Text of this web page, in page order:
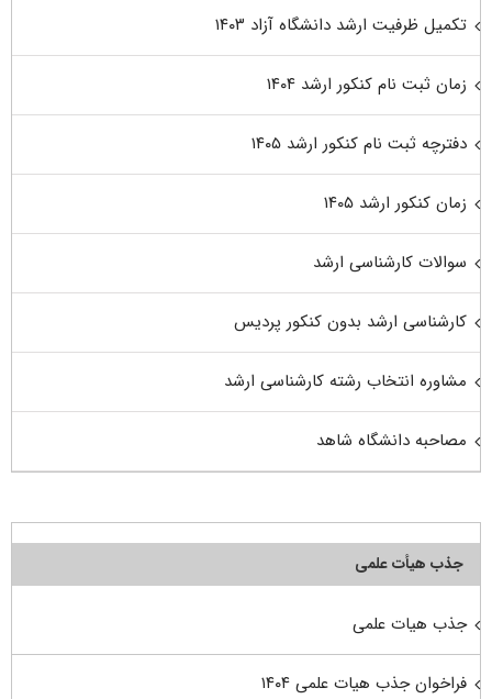
تکمیل ظرفیت ارشد دانشگاه آزاد ۱۴۰۳
زمان ثبت نام کنکور ارشد ۱۴۰۴
دفترچه ثبت نام کنکور ارشد ۱۴۰۵
زمان کنکور ارشد ۱۴۰۵
سوالات کارشناسی ارشد
کارشناسی ارشد بدون کنکور پردیس
مشاوره انتخاب رشته کارشناسی ارشد
مصاحبه دانشگاه شاهد
جذب هیأت علمی
جذب هیات علمی
فراخوان جذب هیات علمی ۱۴۰۴